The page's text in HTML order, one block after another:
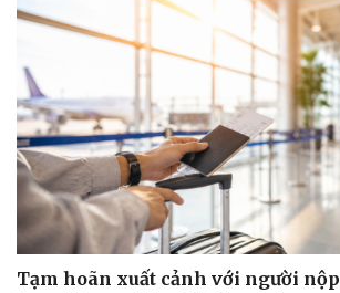
Tạm hoãn xuất cảnh với người